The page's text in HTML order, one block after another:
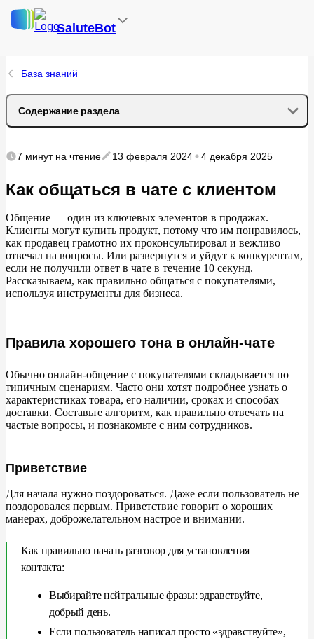
SaluteBot
База знаний
Содержание раздела
Правила хорошего тона в онлайн-чате
Приветствие
Скорость ответа
Вежливость и грамотность
Доппродажи
Как не потерять клиента
Что делать, если нет ответа на вопрос клиента
Что делать, если товара или услуги нет, а клиент хочет
Общение с недовольным клиентом
7 минутна чтение 13 февраля 2024 4 декабря 2025
Как общаться в чате с клиентом
Общение — один из ключевых элементов в продажах.
Клиенты могут купить продукт, потому что им понравилось,
как продавец грамотно их проконсультировал и вежливо
отвечал на вопросы. Или развернутся и уйдут к конкурентам,
если не получили ответ в чате в течение 10 секунд.
Рассказываем, как правильно общаться с покупателями,
используя инструменты для бизнеса.
Правила хорошего тона в онлайн-чате
Обычно онлайн-общение с покупателями складывается по
типичным сценариям. Часто они хотят подробнее узнать о
характеристиках товара, его наличии, сроках и способах
доставки. Составьте алгоритм, как правильно отвечать на
частые вопросы, и познакомьте с ним сотрудников.
Приветствие
Для начала нужно поздороваться. Даже если пользователь не
поздоровался первым. Приветствие говорит о хороших
манерах, доброжелательном настрое и внимании.
Как правильно начать разговор для установления
контакта:
Выбирайте нейтральные фразы: здравствуйте,
добрый день.
Если пользователь написал просто «здравствуйте»,